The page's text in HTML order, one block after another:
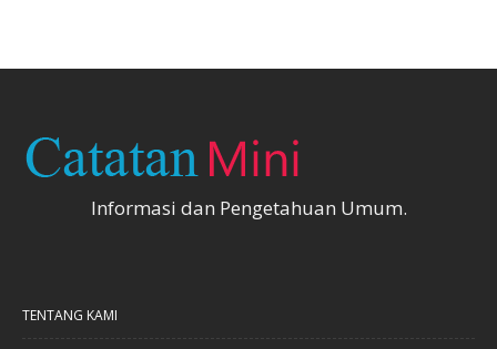
Informasi dan Pengetahuan Umum.
TENTANG KAMI